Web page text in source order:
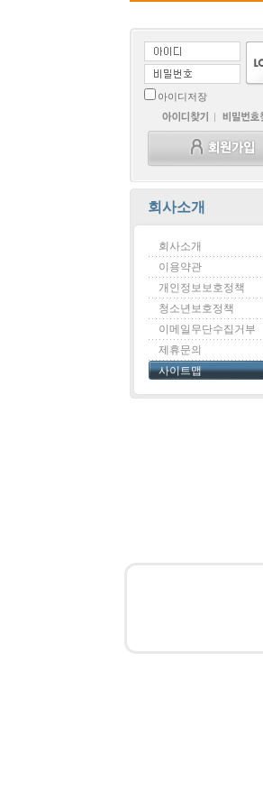
아이디저장
회사소개
회사소개
이용약관
개인정보보호정책
청소년보호정책
이메일무단수집거부
제휴문의
사이트맵